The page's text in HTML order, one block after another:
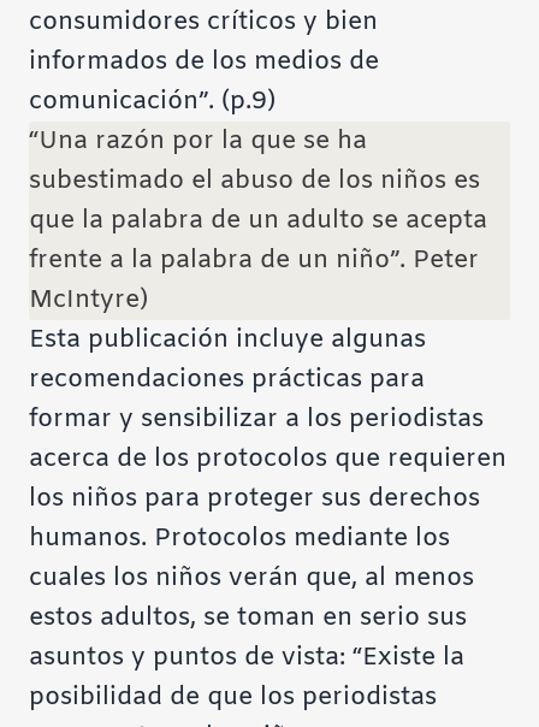
consumidores críticos y bien
informados de los medios de
comunicación”. (p.9)
“Una razón por la que se ha
subestimado el abuso de los niños es
que la palabra de un adulto se acepta
frente a la palabra de un niño”. Peter
McIntyre)
Esta publicación incluye algunas
recomendaciones prácticas para
formar y sensibilizar a los periodistas
acerca de los protocolos que requieren
los niños para proteger sus derechos
humanos. Protocolos mediante los
cuales los niños verán que, al menos
estos adultos, se toman en serio sus
asuntos y puntos de vista: “Existe la
posibilidad de que los periodistas